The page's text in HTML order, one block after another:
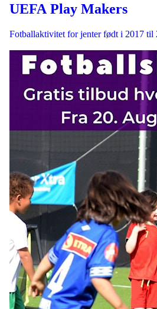
UEFA Play Makers
Fotballaktivitet for jenter født i 2017